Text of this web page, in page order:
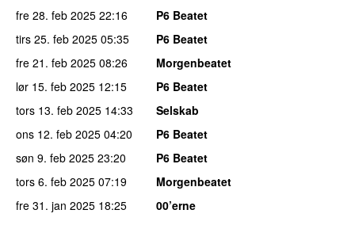
fre 28. feb 2025 22:16
P6 Beatet
tirs 25. feb 2025 05:35
P6 Beatet
fre 21. feb 2025 08:26
Morgenbeatet
lør 15. feb 2025 12:15
P6 Beatet
tors 13. feb 2025 14:33
Selskab
ons 12. feb 2025 04:20
P6 Beatet
søn 9. feb 2025 23:20
P6 Beatet
tors 6. feb 2025 07:19
Morgenbeatet
fre 31. jan 2025 18:25
00’erne